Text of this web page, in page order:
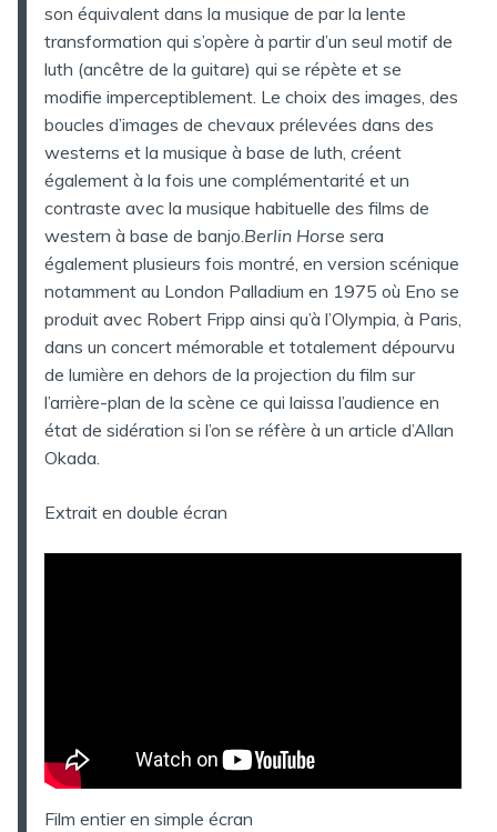
son équivalent dans la musique de par la lente
transformation qui s’opère à partir d’un seul motif de
luth (ancêtre de la guitare) qui se répète et se
modifie imperceptiblement. Le choix des images, des
boucles d’images de chevaux prélevées dans des
westerns et la musique à base de luth, créent
également à la fois une complémentarité et un
contraste avec la musique habituelle des films de
western à base de banjo. Berlin Horse sera
également plusieurs fois montré, en version scénique
notamment au London Palladium en 1975 où Eno se
produit avec Robert Fripp ainsi qu’à l’Olympia, à Paris,
dans un concert mémorable et totalement dépourvu
de lumière en dehors de la projection du film sur
l’arrière-plan de la scène ce qui laissa l’audience en
état de sidération si l’on se réfère à un article d’Allan
Okada.
Extrait en double écran
Film entier en simple écran